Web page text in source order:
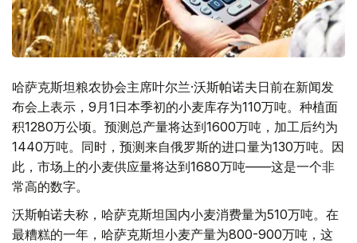
哈萨克斯坦粮农协会主席叶尔兰·沃斯帕诺夫日前在新闻发
布会上表示，9月1日本季初的小麦库存为110万吨。种植面
积1280万公顷。预测总产量将达到1600万吨，加工后约为
1440万吨。同时，预测来自俄罗斯的进口量为130万吨。因
此，市场上的小麦供应量将达到1680万吨——这是一个非
常高的数字。
沃斯帕诺夫称，哈萨克斯坦国内小麦消费量为510万吨。在
最糟糕的一年，哈萨克斯坦小麦产量为800-900万吨，这